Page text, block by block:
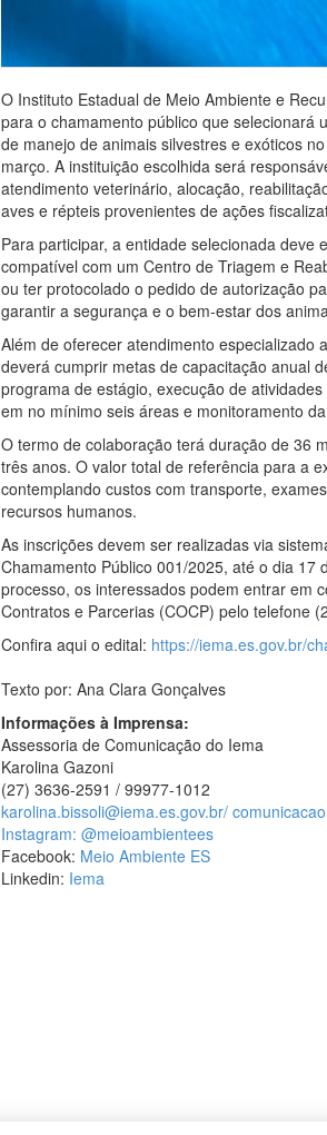
O Instituto Estadual de Meio Ambiente e
para o chamamento público que selecionará
de manejo de animais silvestres e exóticos
março. A instituição escolhida será
atendimento veterinário, alocação,
aves e répteis provenientes de ações
Para participar, a entidade selecionada
compatível com um Centro de Triagem e
ou ter protocolado o pedido de autorização
garantir a segurança e o bem-estar dos
Além de oferecer atendimento especializado
deverá cumprir metas de capacitação anual
programa de estágio, execução de
em no mínimo seis áreas e monitoramento
O termo de colaboração terá duração de 36
três anos. O valor total de referência para a
contemplando custos com transporte,
recursos humanos.
As inscrições devem ser realizadas via
Chamamento Público 001/2025, até o dia 17
processo, os interessados podem entrar em
Contratos e Parcerias (COCP) pelo telefone
Confira aqui o edital: https://iema.es.gov.br/
Texto por: Ana Clara Gonçalves
Informações à Imprensa:
Assessoria de Comunicação do Iema
Karolina Gazoni
(27) 3636-2591 / 99977-1012
karolina.bissoli@iema.es.gov.br/
Instagram: @meioambientees
Facebook: Meio Ambiente ES
Linkedin: Iema